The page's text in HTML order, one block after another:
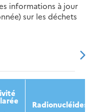
informations à jour
sur les déchets
2016
Radionucléides